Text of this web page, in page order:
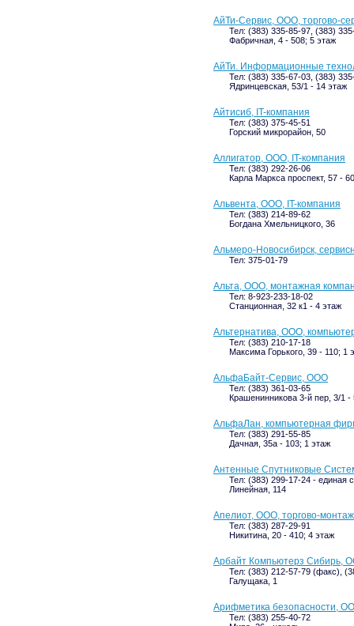
АйТи-Сервис, ООО, торгово-
Тел: (383) 335-85-97, (383)
Фабричная, 4 - 508; 5 этаж
АйТи. Информационные
Тел: (383) 335-67-03, (383)
Ядринцевская, 53/1 - 14 этаж
Айтисиб, IT-компания
Тел: (383) 375-45-51
Горский микрорайон, 50
Аллигатор, ООО, IT-компания
Тел: (383) 292-26-06
Карла Маркса проспект, 57 -
Альвента, ООО, IT-компания
Тел: (383) 214-89-62
Богдана Хмельницкого, 36
Альмеро-Новосибирск,
Тел: 375-01-79
Альта, ООО, монтажная
Тел: 8-923-233-18-02
Станционная, 32 к1 - 4 этаж
Альтернатива, ООО,
Тел: (383) 210-17-18
Максима Горького, 39 - 110; 1
АльфаБайт-Сервис, ООО
Тел: (383) 361-03-65
Крашенинникова 3-й пер, 3/1 -
АльфаЛан, компьютерная
Тел: (383) 291-55-85
Дачная, 35а - 103; 1 этаж
Антенные Спутниковые
Тел: (383) 299-17-24 - единая
Линейная, 114
Апелиот, ООО, торгово-
Тел: (383) 287-29-91
Никитина, 20 - 410; 4 этаж
Арбайт Компьютерз Сибирь,
Тел: (383) 212-57-79 (факс),
Галущака, 1
Арифметика безопасности,
Тел: (383) 255-40-72